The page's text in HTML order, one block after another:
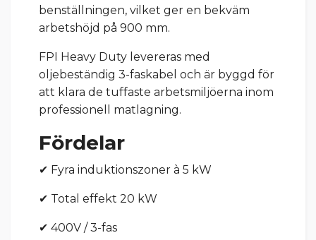
benställningen, vilket ger en bekväm
arbetshöjd på 900 mm.
FPI Heavy Duty levereras med
oljebeständig 3-faskabel och är byggd för
att klara de tuffaste arbetsmiljöerna inom
professionell matlagning.
Fördelar
✔ Fyra induktionszoner à 5 kW
✔ Total effekt 20 kW
✔ 400V / 3-fas